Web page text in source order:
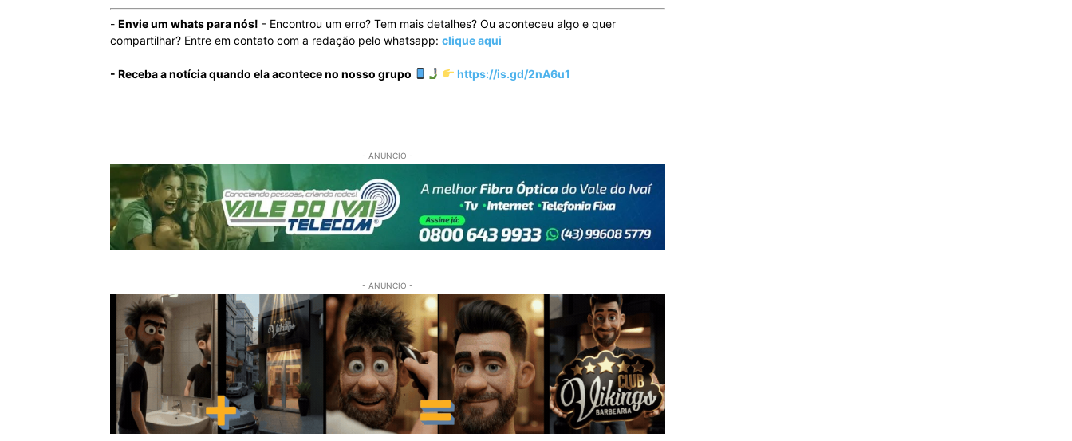
- Envie um whats para nós! - Encontrou um erro? Tem mais detalhes? Ou aconteceu algo e quer
compartilhar? Entre em contato com a redação pelo whatsapp: clique aqui
- Receba a notícia quando ela acontece no nosso grupo https://is.gd/2nA6u1
- ANÚNCIO -
- ANÚNCIO -